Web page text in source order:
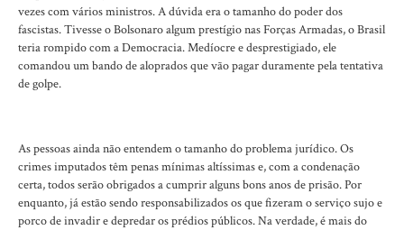
vezes com vários ministros. A dúvida era o tamanho do poder dos
fascistas. Tivesse o Bolsonaro algum prestígio nas Forças Armadas, o Brasil
teria rompido com a Democracia. Medíocre e desprestigiado, ele
comandou um bando de aloprados que vão pagar duramente pela tentativa
de golpe.
As pessoas ainda não entendem o tamanho do problema jurídico. Os
crimes imputados têm penas mínimas altíssimas e, com a condenação
certa, todos serão obrigados a cumprir alguns bons anos de prisão. Por
enquanto, já estão sendo responsabilizados os que fizeram o serviço sujo e
porco de invadir e depredar os prédios públicos. Na verdade, é mais do